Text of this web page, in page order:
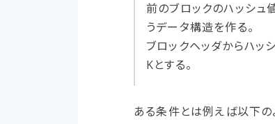
前のブロックのハッシュ
うデータ構造を作る。
ブロックヘッダからハッ
Kとする。
ある条件とは例えば以下の